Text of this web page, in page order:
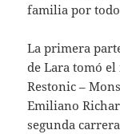
familia por
La primera
de Lara tomó el
Restonic –
Emiliano
segunda